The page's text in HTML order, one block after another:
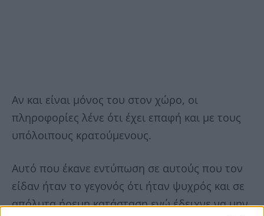
Αν και είναι μόνος του στον χώρο, οι
πληροφορίες λένε ότι έχει επαφή και με τους
υπόλοιπους κρατούμενους.
Αυτό που έκανε εντύπωση σε αυτούς που τον
είδαν ήταν το γεγονός ότι ήταν ψυχρός και σε
απόλυτα ήρεμη κατάσταση ενώ έδειχνε να μην